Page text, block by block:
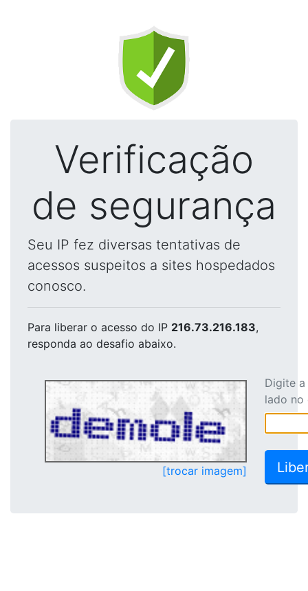
Verificação
de segurança
Seu IP fez diversas tentativas de
acessos suspeitos a sites hospedados
conosco.
Para liberar o acesso do IP 216.73.216.183,
responda ao desafio abaixo.
[trocar imagem]
Digite
lado no